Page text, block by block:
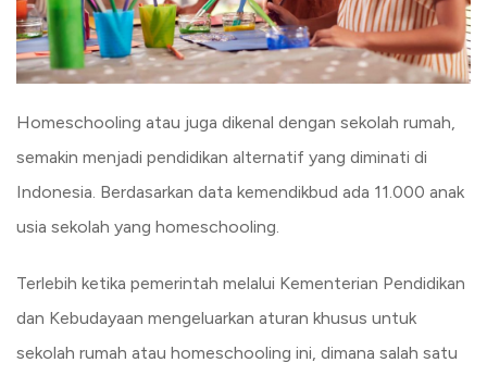
Homeschooling atau juga dikenal dengan sekolah rumah,
semakin menjadi pendidikan alternatif yang diminati di
Indonesia. Berdasarkan data kemendikbud ada 11.000 anak
usia sekolah yang homeschooling.
Terlebih ketika pemerintah melalui Kementerian Pendidikan
dan Kebudayaan mengeluarkan aturan khusus untuk
sekolah rumah atau homeschooling ini, dimana salah satu